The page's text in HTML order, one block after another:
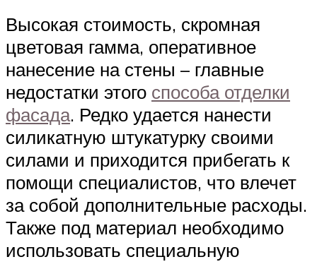
Высокая стоимость, скромная
цветовая гамма, оперативное
нанесение на стены – главные
недостатки этого способа отделки
фасада. Редко удается нанести
силикатную штукатурку своими
силами и приходится прибегать к
помощи специалистов, что влечет
за собой дополнительные расходы.
Также под материал необходимо
использовать специальную